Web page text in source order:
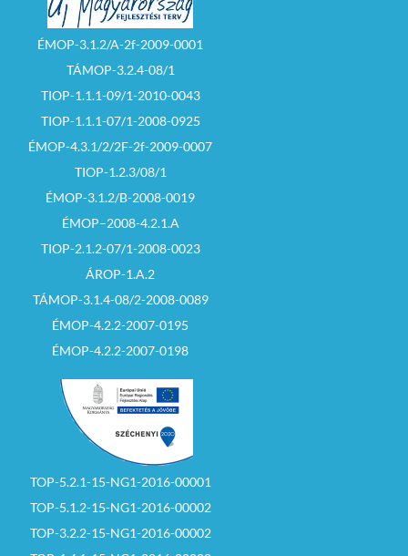
ÉMOP-3.1.2/A-2f-2009-0001
TÁMOP-3.2.4-08/1
TIOP-1.1.1-09/1-2010-0043
TIOP-1.1.1-07/1-2008-0925
ÉMOP-4.3.1/2/2F-2f-2009-0007
TIOP-1.2.3/08/1
ÉMOP-3.1.2/B-2008-0019
ÉMOP–2008-4.2.1.A
TIOP-2.1.2-07/1-2008-0023
ÁROP-1.A.2
TÁMOP-3.1.4-08/2-2008-0089
ÉMOP-4.2.2-2007-0195
ÉMOP-4.2.2-2007-0198
TOP-5.2.1-15-NG1-2016-00001
TOP-5.1.2-15-NG1-2016-00002
TOP-3.2.2-15-NG1-2016-00002